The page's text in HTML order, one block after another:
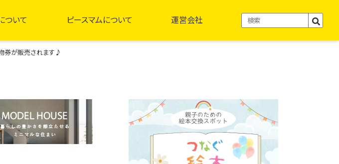
ついて ピースマムについて 運営会社
物券が販売されます♪